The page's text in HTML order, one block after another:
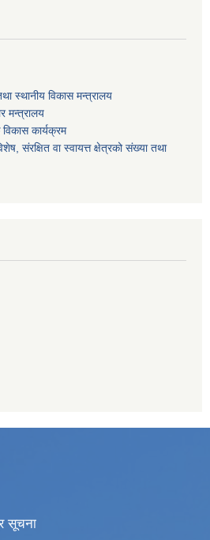
स्थानीय विकास मन्त्रालय
मन्त्रालय
कार्यक्रम
संरक्षित वा स्वायत्त क्षेत्रको संख्या तथा
सूचना